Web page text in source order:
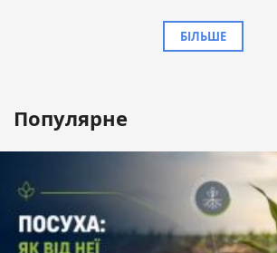
БІЛЬШЕ
Популярне